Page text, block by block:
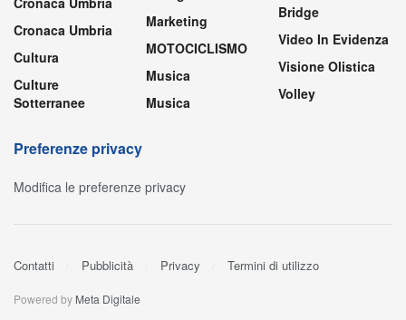
Cronaca Umbria
Cultura
Culture
Sotterranee
Marketing
MOTOCICLISMO
Musica
Musica
Bridge
Video In Evidenza
Visione Olistica
Volley
Preferenze privacy
Modifica le preferenze privacy
Contatti Pubblicità Privacy Termini di utilizzo
Powered by Meta Digitale